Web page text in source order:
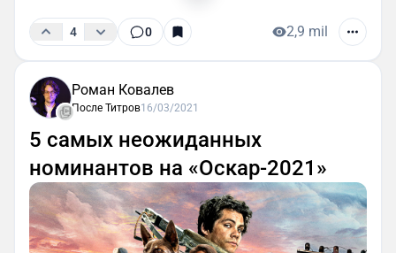
4 0 2,9 mil
Роман Ковалев
После Титров16/03/2021
5 самых неожиданных
номинантов на «Оскар-2021»